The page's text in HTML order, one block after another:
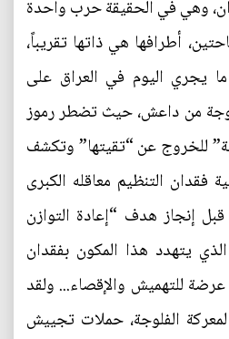
وهي في الحقيقة حرب واحدة
أطرافها هي ذاتها تقريباً،
يجري اليوم في العراق على
من داعش، حيث تضطر رموز
للخروج عن “تقيتها” وتكشف
التنظيم معاقله الكبرى
إنجاز هدف “إعادة التوازن
يتهدد هذا المكون بفقدان
عرضة للتهميش والإقصاء... ولقد
لمعركة الفلوجة، حملات تجييش